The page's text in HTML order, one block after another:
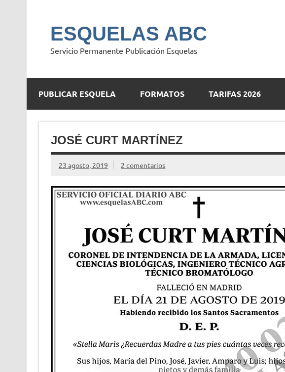
ESQUELAS ABC
Servicio Permanente Publicación Esquelas
PUBLICAR ESQUELA FORMATOS TARIFAS 2026
JOSÉ CURT MARTÍNEZ
23 agosto, 2019 2 comentarios